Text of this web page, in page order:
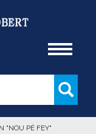
"NOU PÉ FEY"